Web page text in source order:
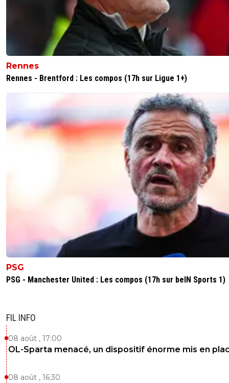
Rennes
Rennes - Brentford : Les compos (17h sur Ligue 1+)
PSG
PSG - Manchester United : Les compos (17h sur beIN Sports 1)
FIL INFO
08 août , 17:00
OL-Sparta menacé, un dispositif énorme mis en
08 août , 16:30